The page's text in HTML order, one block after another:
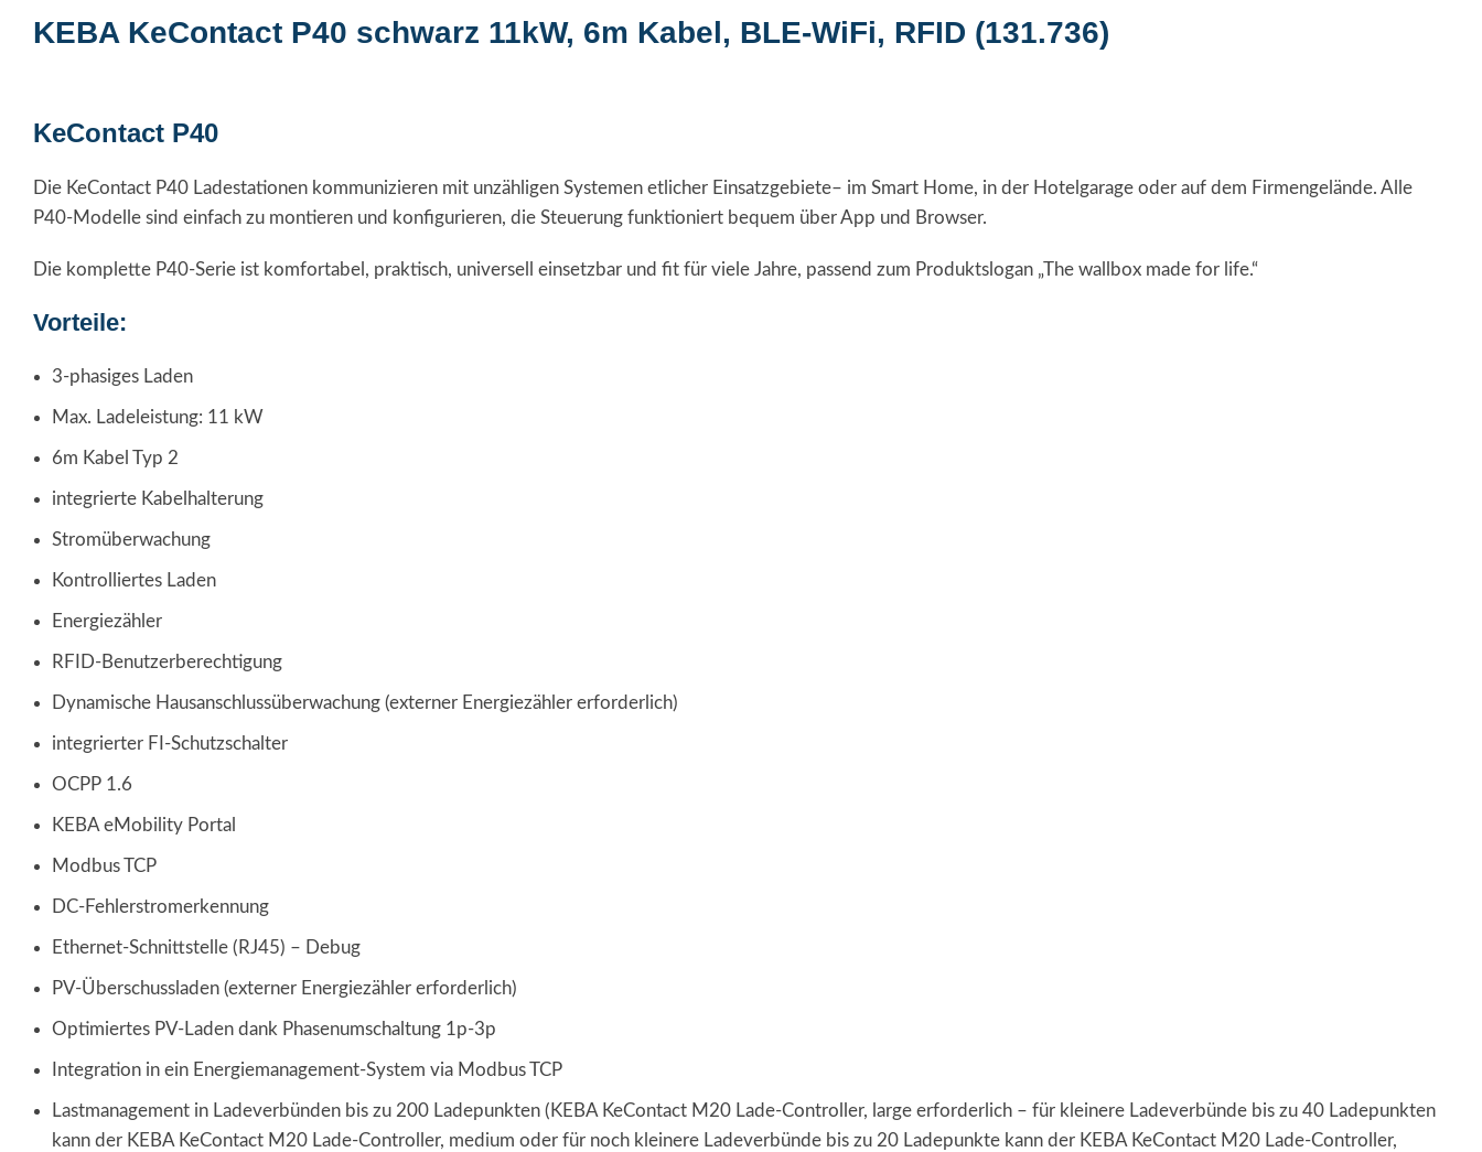
KEBA KeContact P40 schwarz 11kW, 6m Kabel, BLE-WiFi, RFID (131.736)
KeContact P40
Die KeContact P40 Ladestationen kommunizieren mit unzähligen Systemen etlicher Einsatzgebiete– im Smart Home, in der Hotelgarage oder auf dem Firmengelände. Alle
P40-Modelle sind einfach zu montieren und konfigurieren, die Steuerung funktioniert bequem über App und Browser.
Die komplette P40-Serie ist komfortabel, praktisch, universell einsetzbar und fit für viele Jahre, passend zum Produktslogan „The wallbox made for life.“
Vorteile:
3-phasiges Laden
Max. Ladeleistung: 11 kW
6m Kabel Typ 2
integrierte Kabelhalterung
Stromüberwachung
Kontrolliertes Laden
Energiezähler
RFID-Benutzerberechtigung
Dynamische Hausanschlussüberwachung (externer Energiezähler erforderlich)
integrierter FI-Schutzschalter
OCPP 1.6
KEBA eMobility Portal
Modbus TCP
DC-Fehlerstromerkennung
Ethernet-Schnittstelle (RJ45) – Debug
PV-Überschussladen (externer Energiezähler erforderlich)
Optimiertes PV-Laden dank Phasenumschaltung 1p-3p
Integration in ein Energiemanagement-System via Modbus TCP
Lastmanagement in Ladeverbünden bis zu 200 Ladepunkten (KEBA KeContact M20 Lade-Controller, large erforderlich – für kleinere Ladeverbünde bis zu 40 Ladepunkten
kann der KEBA KeContact M20 Lade-Controller, medium oder für noch kleinere Ladeverbünde bis zu 20 Ladepunkte kann der KEBA KeContact M20 Lade-Controller,